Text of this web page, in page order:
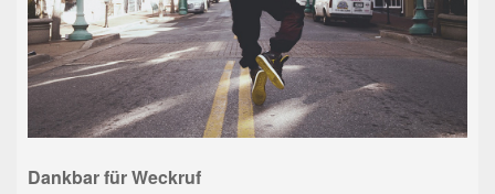
Dankbar für Weckruf